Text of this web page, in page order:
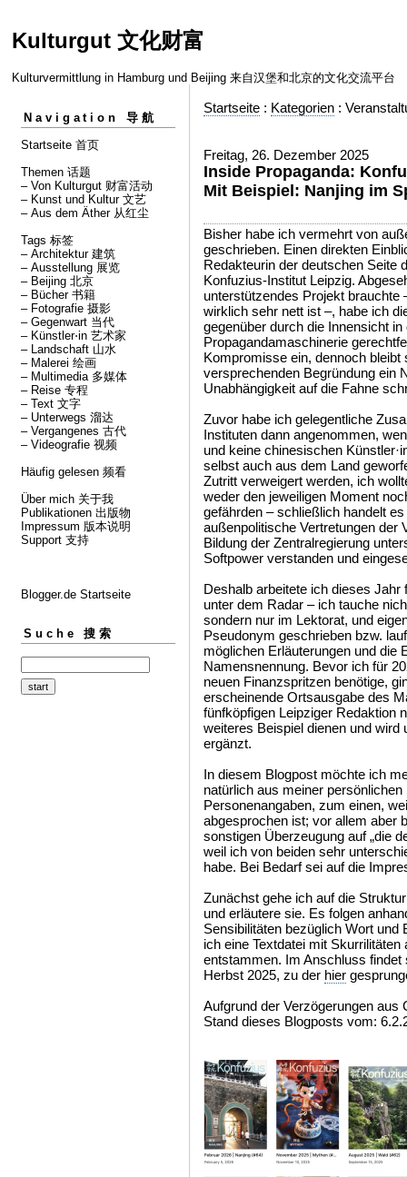
Kulturgut 文化财富
Kulturvermittlung in Hamburg und Beijing 来自汉堡和北京的文化交流平台
Navigation 导航
Startseite 首页
Themen 话题
– Von Kulturgut 财富活动
– Kunst und Kultur 文艺
– Aus dem Äther 从红尘
Tags 标签
– Architektur 建筑
– Ausstellung 展览
– Beijing 北京
– Bücher 书籍
– Fotografie 摄影
– Gegenwart 当代
– Künstler⋅in 艺术家
– Landschaft 山水
– Malerei 绘画
– Multimedia 多媒体
– Reise 专程
– Text 文字
– Unterwegs 溜达
– Vergangenes 古代
– Videografie 视频
Häufig gelesen 频看
Über mich 关于我
Publikationen 出版物
Impressum 版本说明
Support 支持
Blogger.de Startseite
Suche 搜索
Startseite : Kategorien :
Freitag, 26. Dezember 2025
Inside Propaganda:
Mit Beispiel: Nanjing im
Bisher habe ich vermehrt von
geschrieben. Einen direkten
Redakteurin der deutschen Seite
Konfuzius-Institut Leipzig.
unterstützendes Projekt brauchte
wirklich sehr nett ist –, habe ich
gegenüber durch die Innensicht
Propagandamaschinerie
Kompromisse ein, dennoch
versprechenden Begründung ein
Unabhängigkeit auf die Fahne
Zuvor habe ich gelegentliche
Instituten dann angenommen,
und keine chinesischen
selbst auch aus dem Land
Zutritt verweigert werden, ich
weder den jeweiligen Moment
gefährden – schließlich handelt
außenpolitische Vertretungen der
Bildung der Zentralregierung
Softpower verstanden und
Deshalb arbeitete ich dieses
unter dem Radar – ich tauche
sondern nur im Lektorat, und
Pseudonym geschrieben bzw.
möglichen Erläuterungen und die
Namensnennung. Bevor ich für
neuen Finanzspritzen benötige,
erscheinende Ortsausgabe des
fünfköpfigen Leipziger Redaktion
weiteres Beispiel dienen und
ergänzt.
In diesem Blogpost möchte ich
natürlich aus meiner
Personenangaben, zum einen,
abgesprochen ist; vor allem aber
sonstigen Überzeugung auf „die
weil ich von beiden sehr
habe. Bei Bedarf sei auf die
Zunächst gehe ich auf die
und erläutere sie. Es folgen
Sensibilitäten bezüglich Wort und
ich eine Textdatei mit
entstammen. Im Anschluss
Herbst 2025, zu der hier
Aufgrund der Verzögerungen aus
Stand dieses Blogposts vom: